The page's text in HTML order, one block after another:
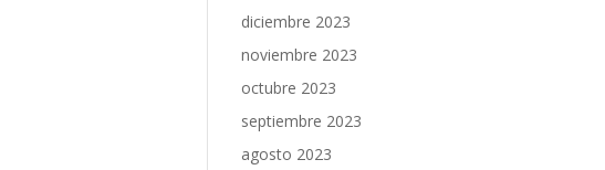
diciembre 2023
noviembre 2023
octubre 2023
septiembre 2023
agosto 2023